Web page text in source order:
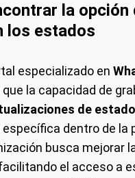
la opción
los estados
especializado en
la capacidad de
de estado
dentro de la
busca mejorar
el acceso a